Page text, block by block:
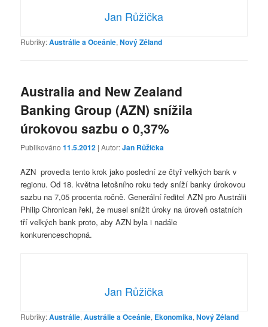
Jan Růžička
Rubriky:Austrálie a Oceánie,Nový Zéland
Australia and New Zealand
Banking Group (AZN) snížila
úrokovou sazbu o 0,37%
Publikováno11.5.2012 | Autor:Jan Růžička
AZN provedla tento krok jako poslední ze čtyř velkých bank v
regionu. Od 18. května letošního roku tedy sníží banky úrokovou
sazbu na 7,05 procenta ročně. Generální ředitel AZN pro Austrálii
Philip Chronican řekl, že musel snížit úroky na úroveň ostatních
tří velkých bank proto, aby AZN byla i nadále
konkurenceschopná.
Jan Růžička
Rubriky:Austrálie,Austrálie a Oceánie, Ekonomika,Nový Zéland